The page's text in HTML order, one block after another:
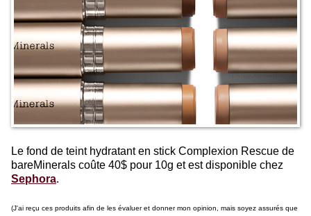
Le fond de teint hydratant en stick Complexion Rescue de
bareMinerals coûte 40$ pour 10g et est disponible chez
Sephora.
(J'ai reçu ces produits afin de les évaluer et donner mon opinion, mais soyez assurés que